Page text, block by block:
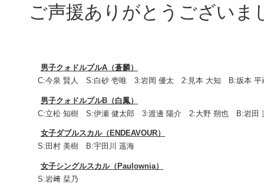
ご声援ありがとうございま
男子クォドルプルA（蒼麟）
C:今泉 賢人 S:白砂 壱唯 3:岩岡 優太 2:見本 大知 B:坂本 平
男子クォドルプルB（白鳳）
C:立松 知樹 S:伊瀬 健太郎 3:渡邊 陽介 2:大野 朔也 B:岩田
女子ダブルスカル（ENDEAVOUR）
S:田村 美樹 B:宇田川 遥海
女子シングルスカル（Paulownia）
S:岩﨑 栞乃